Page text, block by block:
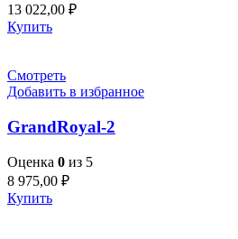
13 022,00 ₽
Купить
Смотреть
Добавить в избранное
GrandRoyal-2
Оценка 0 из 5
8 975,00 ₽
Купить